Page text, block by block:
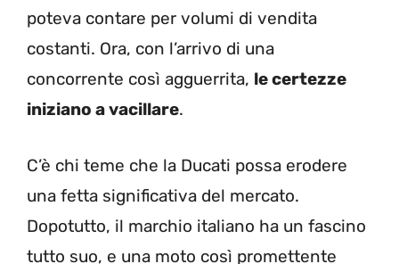
poteva contare per volumi di vendita
costanti. Ora, con l’arrivo di una
concorrente così agguerrita, le certezze
iniziano a vacillare.
C’è chi teme che la Ducati possa erodere
una fetta significativa del mercato.
Dopotutto, il marchio italiano ha un fascino
tutto suo, e una moto così promettente